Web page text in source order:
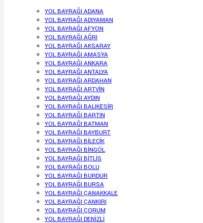
YOL BAYRAĞI ADANA
YOL BAYRAĞI ADIYAMAN
YOL BAYRAĞI AFYON
YOL BAYRAĞI AĞRI
YOL BAYRAĞI AKSARAY
YOL BAYRAĞI AMASYA
YOL BAYRAĞI ANKARA
YOL BAYRAĞI ANTALYA
YOL BAYRAĞI ARDAHAN
YOL BAYRAĞI ARTVİN
YOL BAYRAĞI AYDIN
YOL BAYRAĞI BALIKESİR
YOL BAYRAĞI BARTIN
YOL BAYRAĞI BATMAN
YOL BAYRAĞI BAYBURT
YOL BAYRAĞI BİLECİK
YOL BAYRAĞI BİNGÖL
YOL BAYRAĞI BİTLİS
YOL BAYRAĞI BOLU
YOL BAYRAĞI BURDUR
YOL BAYRAĞI BURSA
YOL BAYRAĞI ÇANAKKALE
YOL BAYRAĞI ÇANKIRI
YOL BAYRAĞI ÇORUM
YOL BAYRAĞI DENİZLİ